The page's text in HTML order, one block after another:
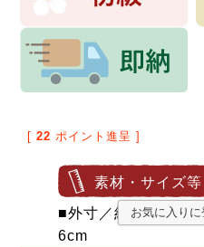
[ 22 ポイント進呈 ]
素材・サイズ等
■外寸／約
6cm
お気に入り